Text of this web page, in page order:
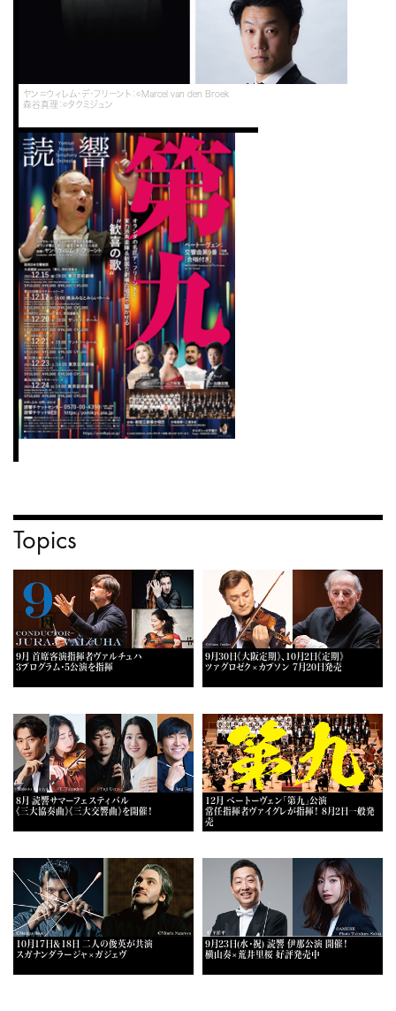
ヤン＝ウィレム・デ・フリーント：©Marcel van den Broek
森谷真理：©タクミジュン
Topics
9月 首席客演指揮者ヴァルチュハ
3プログラム・5公演を指揮
9月30日《大阪定期》、10月2日《定期》
ツァグロゼク×カプソン 7月20日発売
8月 読響サマーフェスティバル
《三大協奏曲》《三大交響曲》を開催！
12月 ベートーヴェン「第九」公演
常任指揮者ヴァイグレが指揮！ 8月2日一般発
売
10月17日＆18日 二人の俊英が共演
スガナンダラージャ×ガジェヴ
9月23日(水・祝) 読響 伊那公演 開催！
横山奏×荒井里桜 好評発売中